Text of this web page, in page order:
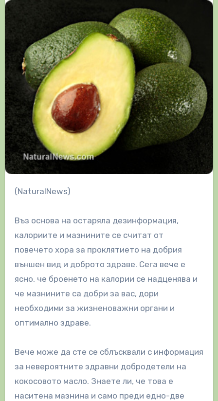
(NaturalNews)
Въз основа на остаряла дезинформация,
калориите и мазнините се считат от
повечето хора за проклятието на добрия
външен вид и доброто здраве. Сега вече е
ясно, че броенето на калории се надценява и
че мазнините са добри за вас, дори
необходими за жизненоважни органи и
оптимално здраве.
Вече може да сте се сблъсквали с информация
за невероятните здравни добродетели на
кокосовото масло. Знаете ли, че това е
наситена мазнина и само преди едно-две